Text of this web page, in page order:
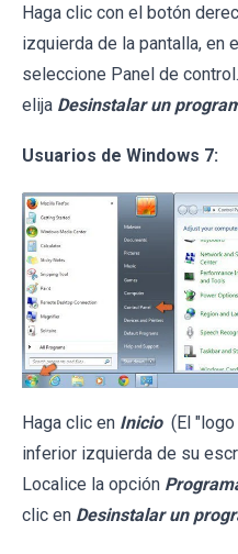
Haga clic con el botón
izquierda de la pantalla, en
seleccione Panel de
elija Desinstalar un
Usuarios de Windows 7:
Haga clic en Inicio (El
inferior izquierda de su
Localice la opción
clic en Desinstalar un